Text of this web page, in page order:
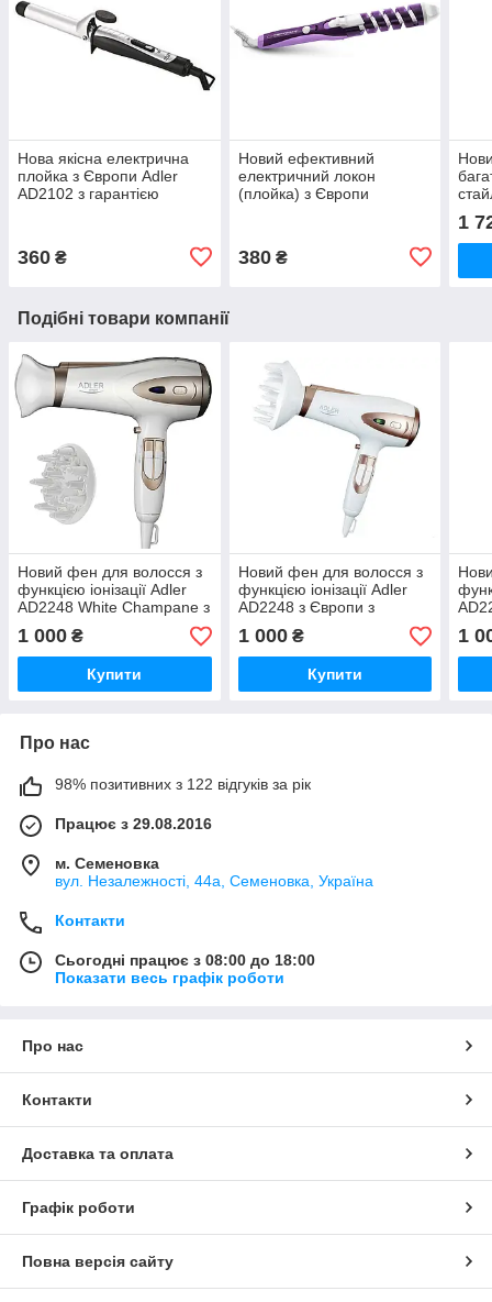
Нова якісна електрична
плойка з Європи Adler
AD2102 з гарантією
360 ₴
Новий ефективний
електричний локон
(плойка) з Європи
380₴
1
Подібні товари компанії
Новий фен для волосся з
функцією іонізації Adler
AD2248 White Champane з
Європи з гарантією
1 000 ₴
Купити
Новий фен для волосся з
функцією іонізації Adler
AD2248 з Європи з
гарантією
1 000₴
Купити
1
Про нас
98% позитивних з 122 відгуків за рік
Працює з 29.08.2016
м. Семеновка
вул. Незалежності, 44а, Семеновка, Україна
Контакти
Сьогодні працює з 08:00 до 18:00
Показати весь графік роботи
Про нас
Контакти
Доставка та оплата
Графік роботи
Повна версія сайту